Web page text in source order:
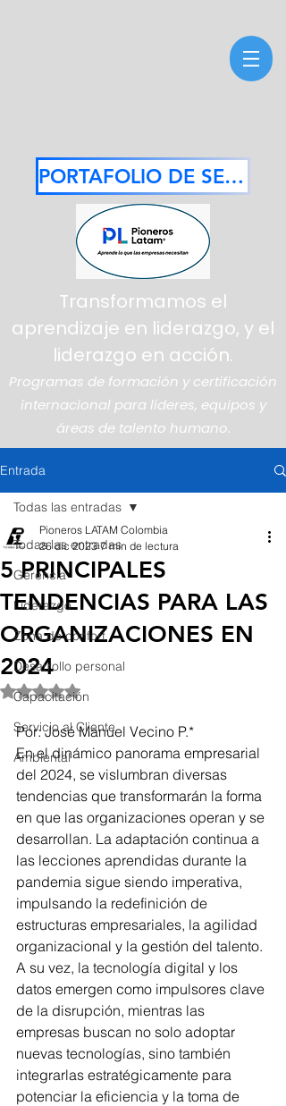
PORTAFOLIO DE SERVICIOS 2026
Transformamos el
aprendizaje en liderazgo, y el
liderazgo en acción.
Programas de formación y certificación
internacional para líderes, equipos y
áreas de talento humano.
Entrada
Todas las entradas
Gerencia
Liderazgo
Zona de confort
Desarrollo personal
Capacitación
Servicio al Cliente
Ambiental
Todas las entradas
5 PRINCIPALES
TENDENCIAS PARA LAS
ORGANIZACIONES EN
2024
Pioneros LATAM Colombia
26 dic 2023 7 min de lectura
Obtuvo NaN de 5 estrellas.
Por: José Manuel Vecino P.*
En el dinámico panorama empresarial
del 2024, se vislumbran diversas
tendencias que transformarán la forma
en que las organizaciones operan y se
desarrollan. La adaptación continua a
las lecciones aprendidas durante la
pandemia sigue siendo imperativa,
impulsando la redefinición de
estructuras empresariales, la agilidad
organizacional y la gestión del talento.
A su vez, la tecnología digital y los
datos emergen como impulsores clave
de la disrupción, mientras las
empresas buscan no solo adoptar
nuevas tecnologías, sino también
integrarlas estratégicamente para
potenciar la eficiencia y la toma de